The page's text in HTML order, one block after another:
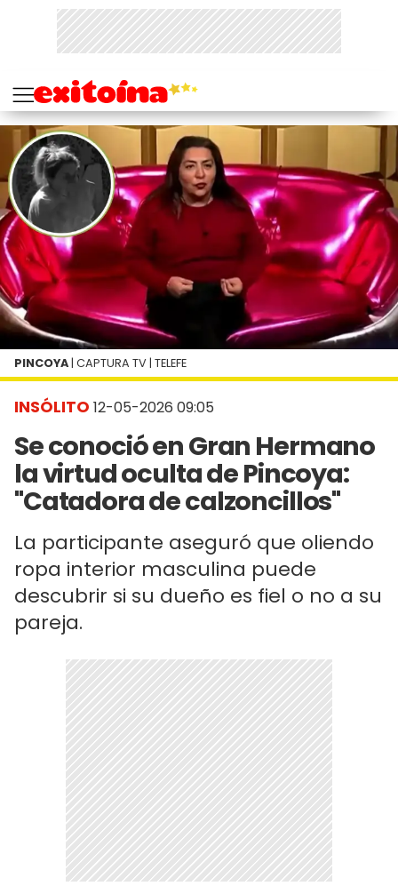
INSÓLITO 12-05-2026 09:05
Se conoció en Gran Hermano
la virtud oculta de Pincoya:
"Catadora de calzoncillos"
La participante aseguró que oliendo
ropa interior masculina puede
descubrir si su dueño es fiel o no a su
pareja.
PINCOYA | CAPTURA TV | TELEFE